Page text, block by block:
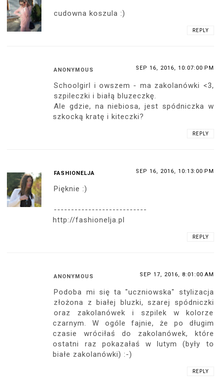
cudowna koszula :)
REPLY
ANONYMOUS SEP 16, 2016, 10:07:00 PM
Schoolgirl i owszem - ma zakolanówki <3,
szpileczki i białą bluzeczkę.
Ale gdzie, na niebiosa, jest spódniczka w
szkocką kratę i kiteczki?
REPLY
FASHIONELJA SEP 16, 2016, 10:13:00 PM
Pięknie :)
---------------------------
http://fashionelja.pl
REPLY
ANONYMOUS SEP 17, 2016, 8:01:00 AM
Podoba mi się ta "uczniowska" stylizacja
złożona z białej bluzki, szarej spódniczki
oraz zakolanówek i szpilek w kolorze
czarnym. W ogóle fajnie, że po długim
czasie wróciłaś do zakolanówek, które
ostatni raz pokazałaś w lutym (były to
białe zakolanówki) :-)
REPLY